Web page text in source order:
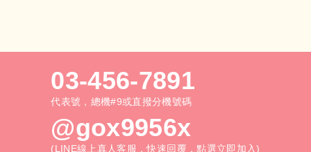
03-456-7891
代表號，總機#9或直撥分機號碼
@gox9956x
(LINE線上真人客服，快速回覆，點選立即加入)